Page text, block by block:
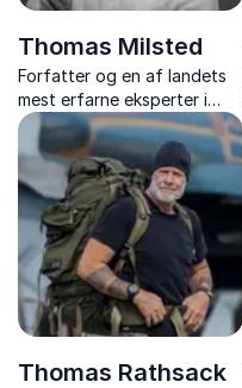
Thomas Milsted
Forfatter og en af landets
mest erfarne eksperter i
stress, trivsel og
arbejdsglæde – med
tusindvis af foredrag og
flere bestsellere bag sig.
Thomas Rathsack